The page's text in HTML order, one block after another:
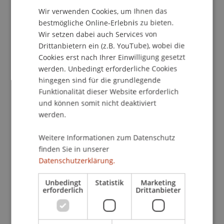
Dipl. Kff. Nadja Dobler
Studiengangsmanagerin - Bank- und
Finanzmarktrecht
TobiasFitz MSc
Studiengangsmanager - Liechtenstein
Undergraduate and Graduate School
Projektleiter Startup Park -
Dipl.-Betr.oec. FH Nadine
Hasler
Studiengangsmanagerin -
Liechtenstein Undergraduate and
Graduate School
Wir verwenden Cookies, um Ihnen das
bestmögliche Online-Erlebnis zu bieten.
Wir setzen dabei auch Services von
Drittanbietern ein (z.B. YouTube), wobei die
Cookies erst nach Ihrer Einwilligung gesetzt
werden. Unbedingt erforderliche Cookies
hingegen sind für die grundlegende
Funktionalität dieser Website erforderlich
und können somit nicht deaktiviert
werden.
Weitere Informationen zum Datenschutz
finden Sie in unserer
Datenschutzerklärung.
Unbedingt
erforderlich
Statistik Marketing
Drittanbieter